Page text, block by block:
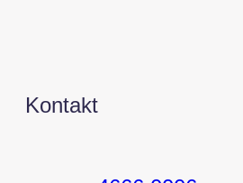
Kontakt